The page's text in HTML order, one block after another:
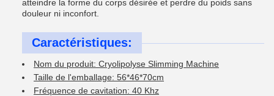
atteindre la forme du corps désirée et perdre du poids sans
douleur ni inconfort.
Caractéristiques:
Nom du produit: Cryolipolyse Slimming Machine
Taille de l'emballage: 56*46*70cm
Fréquence de cavitation: 40 Khz